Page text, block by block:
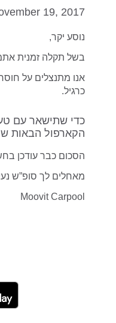
19, 2017
נוסע יקר,
בשל תקלה זמנית
אנו מתנצלים על
כרגיל.
כדי שתישאר עם
הקארפול הבאות
הסכום כבר עודכן
מאחלים לך סופ”ש
Moovit Carpool